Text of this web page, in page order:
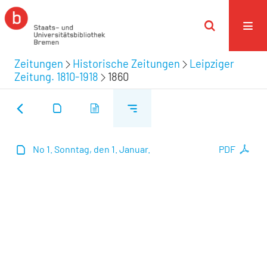
Zeitungen Historische Zeitungen
Leipziger
Zeitung. 1810-1918
1860
PDF
No 1. Sonntag, den 1. Januar.